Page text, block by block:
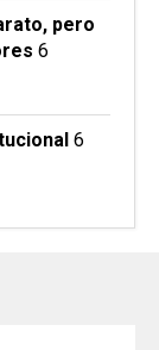
pero
6
6